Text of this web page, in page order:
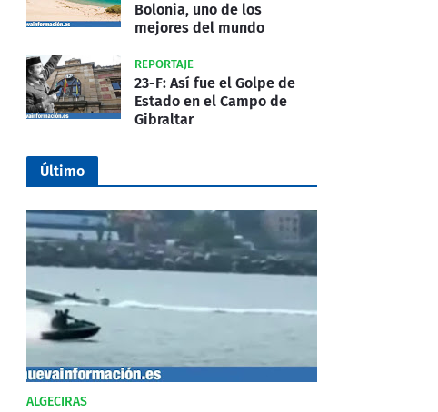
Bolonia, uno de los
mejores del mundo
REPORTAJE
23-F: Así fue el Golpe de
Estado en el Campo de
Gibraltar
Último
ALGECIRAS